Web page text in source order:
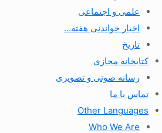
علمی و اجتماعی
اخبار خواندنی هفته…
تاریخ
کتابخانه مجازی
رسانه صوتی و تصویری
تماس با ما
Other Languages
Who We Are